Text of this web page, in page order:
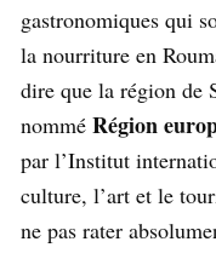
gastronomiques qui
la nourriture en
dire que la région de
nommé Région
par l’Institut
culture, l’art et le
ne pas rater